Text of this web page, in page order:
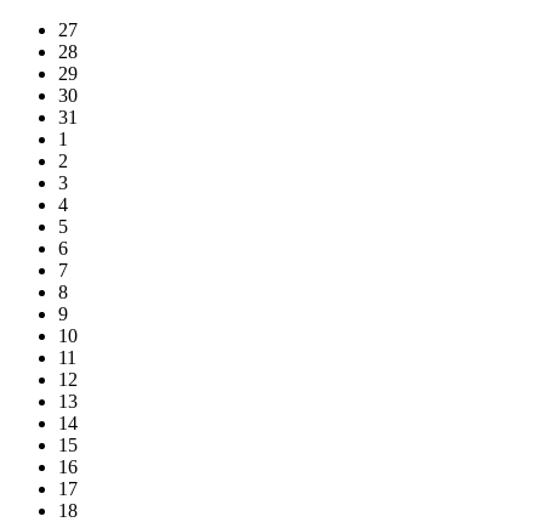
27
28
29
30
31
1
2
3
4
5
6
7
8
9
10
11
12
13
14
15
16
17
18